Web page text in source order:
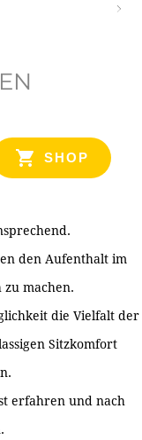
SHOP
den Aufenthalt im
zu machen.
die Vielfalt der
Sitzkomfort
erfahren und nach